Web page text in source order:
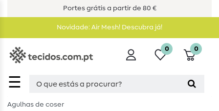
Portes grátis a partir de 80 €
Novidade: Air Mesh! Descubra já!
☰
0 0
Agulhas de coser